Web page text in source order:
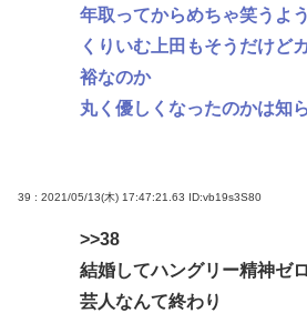
年取ってからめちゃ笑うよ
くりいむ上田もそうだけど
裕なのか
丸く優しくなったのかは知
39 : 2021/05/13(木) 17:47:21.63 ID:vb19s3S80
>>38
結婚してハングリー精神ゼ
芸人なんて終わり